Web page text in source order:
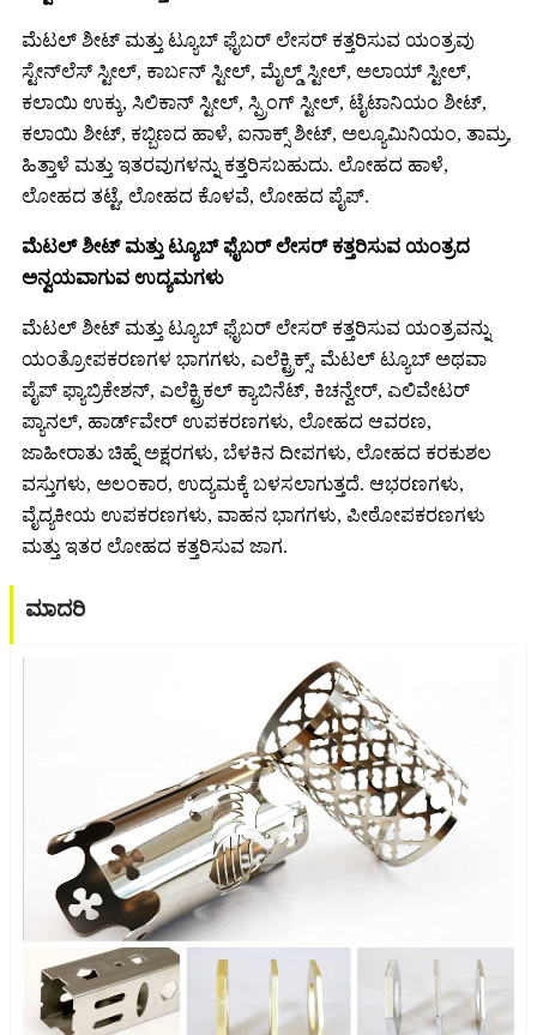
ಮೆಟಲ್ ಶೀಟ್ ಮತ್ತು ಟ್ಯೂಬ್ ಫೈಬರ್ ಲೇಸರ್ ಕತ್ತರಿಸುವ ಯಂತ್ರವು
ಸ್ಟೇನ್‌ಲೆಸ್ ಸ್ಟೀಲ್, ಕಾರ್ಬನ್ ಸ್ಟೀಲ್, ಮೈಲ್ಡ್ ಸ್ಟೀಲ್, ಅಲಾಯ್ ಸ್ಟೀಲ್,
ಕಲಾಯಿ ಉಕ್ಕು, ಸಿಲಿಕಾನ್ ಸ್ಟೀಲ್, ಸ್ಪ್ರಿಂಗ್ ಸ್ಟೀಲ್, ಟೈಟಾನಿಯಂ ಶೀಟ್,
ಕಲಾಯಿ ಶೀಟ್, ಕಬ್ಬಿಣದ ಹಾಳೆ, ಐನಾಕ್ಸ್ ಶೀಟ್, ಅಲ್ಯೂಮಿನಿಯಂ, ತಾಮ್ರ,
ಹಿತ್ತಾಳೆ ಮತ್ತು ಇತರವುಗಳನ್ನು ಕತ್ತರಿಸಬಹುದು. ಲೋಹದ ಹಾಳೆ,
ಲೋಹದ ತಟ್ಟೆ, ಲೋಹದ ಕೊಳವೆ, ಲೋಹದ ಪೈಪ್.
ಮೆಟಲ್ ಶೀಟ್ ಮತ್ತು ಟ್ಯೂಬ್ ಫೈಬರ್ ಲೇಸರ್ ಕತ್ತರಿಸುವ ಯಂತ್ರದ
ಅನ್ವಯವಾಗುವ ಉದ್ಯಮಗಳು
ಮೆಟಲ್ ಶೀಟ್ ಮತ್ತು ಟ್ಯೂಬ್ ಫೈಬರ್ ಲೇಸರ್ ಕತ್ತರಿಸುವ ಯಂತ್ರವನ್ನು
ಯಂತ್ರೋಪಕರಣಗಳ ಭಾಗಗಳು, ಎಲೆಕ್ಟ್ರಿಕ್ಸ್, ಮೆಟಲ್ ಟ್ಯೂಬ್ ಅಥವಾ
ಪೈಪ್ ಫ್ಯಾಬ್ರಿಕೇಶನ್, ಎಲೆಕ್ಟ್ರಿಕಲ್ ಕ್ಯಾಬಿನೆಟ್, ಕಿಚನ್ವೇರ್, ಎಲಿವೇಟರ್
ಪ್ಯಾನಲ್, ಹಾರ್ಡ್‌ವೇರ್ ಉಪಕರಣಗಳು, ಲೋಹದ ಆವರಣ,
ಜಾಹೀರಾತು ಚಿಹ್ನೆ ಅಕ್ಷರಗಳು, ಬೆಳಕಿನ ದೀಪಗಳು, ಲೋಹದ ಕರಕುಶಲ
ವಸ್ತುಗಳು, ಅಲಂಕಾರ, ಉದ್ಯಮಕ್ಕೆ ಬಳಸಲಾಗುತ್ತದೆ. ಆಭರಣಗಳು,
ವೈದ್ಯಕೀಯ ಉಪಕರಣಗಳು, ವಾಹನ ಭಾಗಗಳು, ಪೀಠೋಪಕರಣಗಳು
ಮತ್ತು ಇತರ ಲೋಹದ ಕತ್ತರಿಸುವ ಜಾಗ.
ಮಾದರಿ